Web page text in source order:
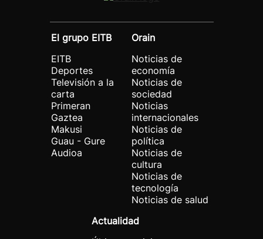
El grupo EITB
EITB
Deportes
Televisión a la
carta
Primeran
Gaztea
Makusi
Guau - Gure
Audioa
Orain
Noticias de
economía
Noticias de
sociedad
Noticias
internacionales
Noticias de
política
Noticias de
cultura
Noticias de
tecnología
Noticias de salud
Actualidad